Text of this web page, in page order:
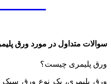
سوالات متداول در مورد ورق
ورق پلیمری چیست؟
ورق پلیمری، یک نوع ورق